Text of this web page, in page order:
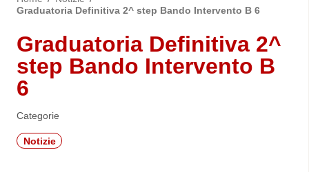
Graduatoria Definitiva 2^ step Bando Intervento B 6
Graduatoria Definitiva 2^
step Bando Intervento B
6
Categorie
Notizie